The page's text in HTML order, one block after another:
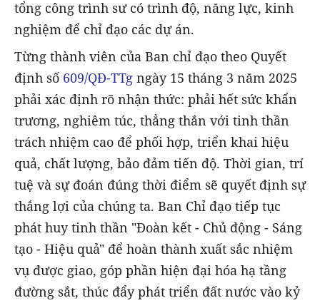
tổng công trình sư có trình độ, năng lực, kinh
nghiệm để chỉ đạo các dự án.
Từng thành viên của Ban chỉ đạo theo Quyết
định số 609/QĐ-TTg ngày 15 tháng 3 năm 2025
phải xác định rõ nhận thức: phải hết sức khẩn
trương, nghiêm túc, thẳng thắn với tinh thần
trách nhiệm cao để phối hợp, triển khai hiệu
quả, chất lượng, bảo đảm tiến độ. Thời gian, trí
tuệ và sự đoán đúng thời điểm sẽ quyết định sự
thắng lợi của chúng ta. Ban Chỉ đạo tiếp tục
phát huy tinh thần "Đoàn kết - Chủ động - Sáng
tạo - Hiệu quả" để hoàn thành xuất sắc nhiệm
vụ được giao, góp phần hiện đại hóa hạ tầng
đường sắt, thúc đẩy phát triển đất nước vào kỷ